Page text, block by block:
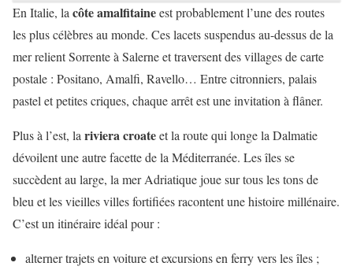
En Italie, la côte amalfitaineest probablement l’une des routes
les plus célèbres au monde. Ces lacets suspendus au-dessus de la
mer relient Sorrente à Salerne et traversent des villages de carte
postale : Positano, Amalfi, Ravello… Entre citronniers, palais
pastel et petites criques, chaque arrêt est une invitation à flâner.
Plus à l’est, la riviera croateet la route qui longe la Dalmatie
dévoilent une autre facette de la Méditerranée. Les îles se
succèdent au large, la mer Adriatique joue sur tous les tons de
bleu et les vieilles villes fortifiées racontent une histoire millénaire.
C’est un itinéraire idéal pour :
alterner trajets en voiture et excursions en ferry vers les îles ;